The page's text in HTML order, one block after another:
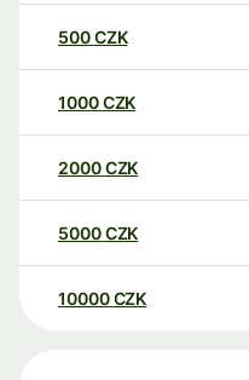
500CZK
1000CZK
2000CZK
5000CZK
10000 CZK